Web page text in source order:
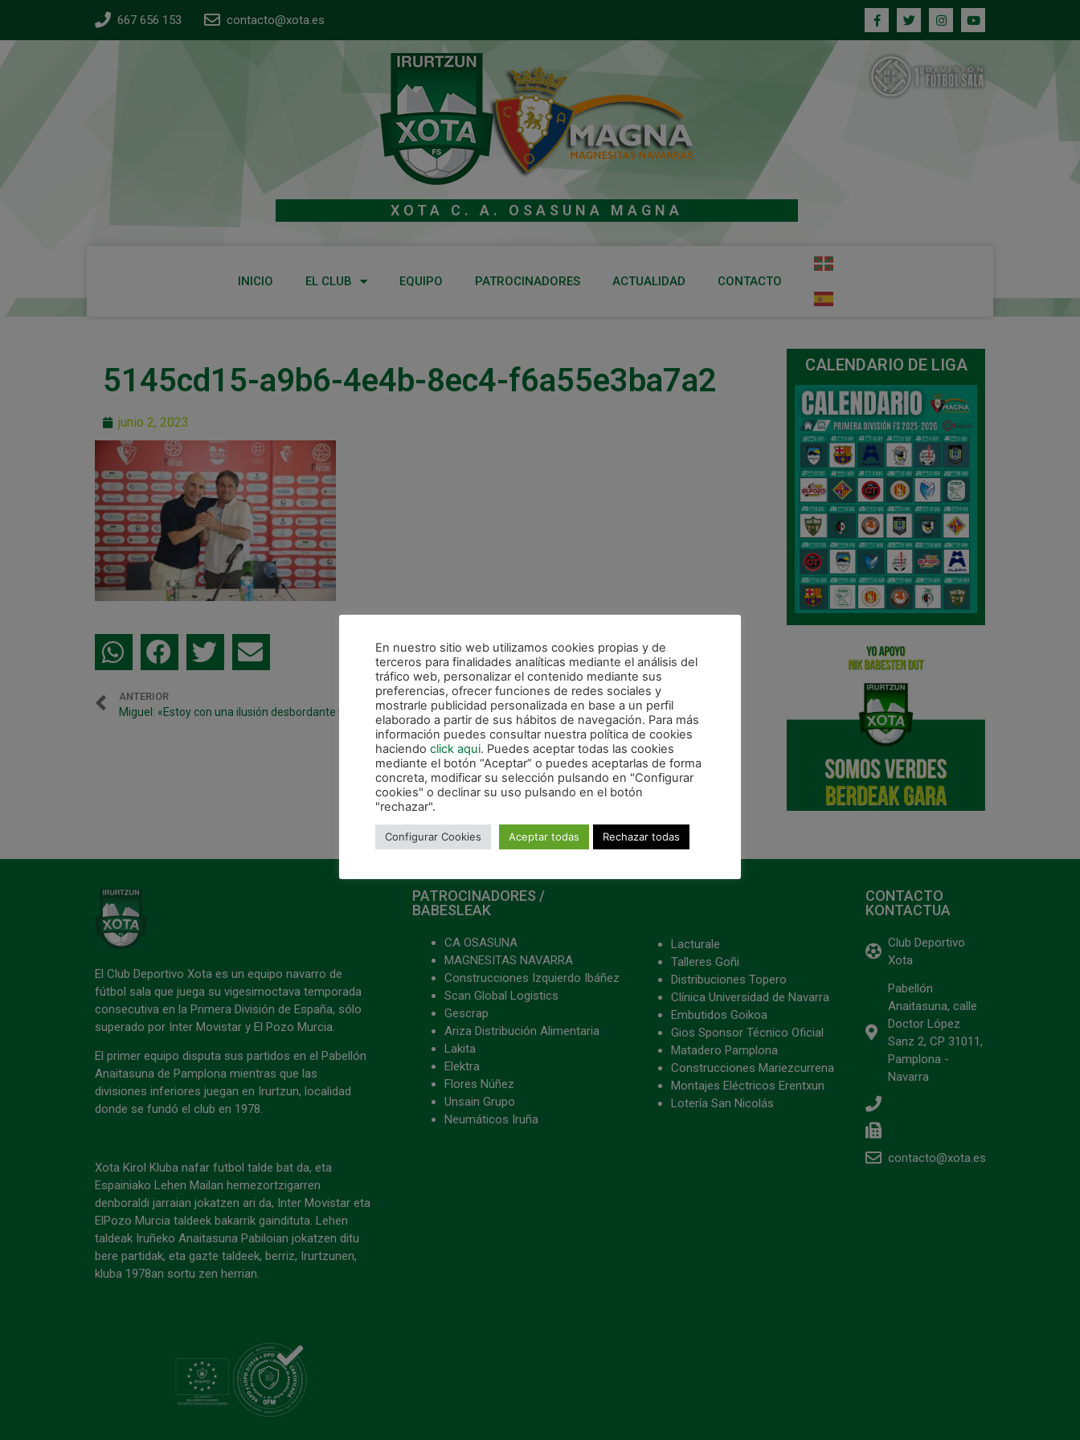
667 656 153 contacto@xota.es
XOTA C. A. OSASUNA MAGNA
INICIO EL CLUB EQUIPO PATROCINADORES ACTUALIDAD CONTACTO
5145cd15-a9b6-4e4b-8ec4-f6a55e3ba7a2
junio 2, 2023
ANTERIOR
Miguel: «Estoy con una ilusión desbordante y con mucha responsabilidad”
CALENDARIO DE LIGA
El Club Deportivo Xota es un equipo navarro de
fútbol sala que juega su vigesimoctava temporada
consecutiva en la Primera División de España, sólo
superado por Inter Movistar y El Pozo Murcia.
El primer equipo disputa sus partidos en el Pabellón
Anaitasuna de Pamplona mientras que las
divisiones inferiores juegan en Irurtzun, localidad
donde se fundó el club en 1978.
Xota Kirol Kluba nafar futbol talde bat da, eta
Espainiako Lehen Mailan hemezortzigarren
denboraldi jarraian jokatzen ari da, Inter Movistar eta
ElPozo Murcia taldeek bakarrik gaindituta. Lehen
taldeak Iruñeko Anaitasuna Pabiloian jokatzen ditu
bere partidak, eta gazte taldeek, berriz, Irurtzunen,
kluba 1978an sortu zen herrian.
PATROCINADORES /
BABESLEAK
CA OSASUNA
MAGNESITAS NAVARRA
Construcciones Izquierdo Ibáñez
Scan Global Logistics
Gescrap
Ariza Distribución Alimentaria
Lakita
Elektra
Flores Núñez
Unsain Grupo
Neumáticos Iruña
Lacturale
Talleres Goñi
Distribuciones Topero
Clínica Universidad de Navarra
Embutidos Goikoa
Gios Sponsor Técnico Oficial
Matadero Pamplona
Construcciones Mariezcurrena
Montajes Eléctricos Erentxun
Lotería San Nicolás
CONTACTO
KONTACTUA
Club Deportivo
Xota
Pabellón
Anaitasuna, calle
Doctor López
Sanz 2, CP 31011,
Pamplona -
Navarra
contacto@xota.es
En nuestro sitio web utilizamos cookies propias y de
terceros para finalidades analíticas mediante el análisis del
tráfico web, personalizar el contenido mediante sus
preferencias, ofrecer funciones de redes sociales y
mostrarle publicidad personalizada en base a un perfil
elaborado a partir de sus hábitos de navegación. Para más
información puedes consultar nuestra política de cookies
haciendo click aqui. Puedes aceptar todas las cookies
mediante el botón “Aceptar” o puedes aceptarlas de forma
concreta, modificar su selección pulsando en "Configurar
cookies" o declinar su uso pulsando en el botón
"rechazar".
Configurar Cookies Aceptar todas Rechazar todas